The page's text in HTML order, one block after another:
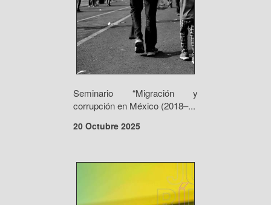
Seminario “Migración y
corrupción en México (2018–...
20 Octubre 2025